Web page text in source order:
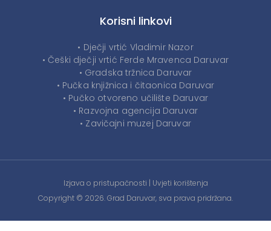
Korisni linkovi
• Dječji vrtić Vladimir Nazor
• Češki dječji vrtić Ferde Mravenca Daruvar
• Gradska tržnica Daruvar
• Pučka knjižnica i čitaonica Daruvar
• Pučko otvoreno učilište Daruvar
• Razvojna agencija Daruvar
• Zavičajni muzej Daruvar
Izjava o pristupačnosti | Uvjeti korištenja
Copyright © 2026. Grad Daruvar, sva prava pridržana.